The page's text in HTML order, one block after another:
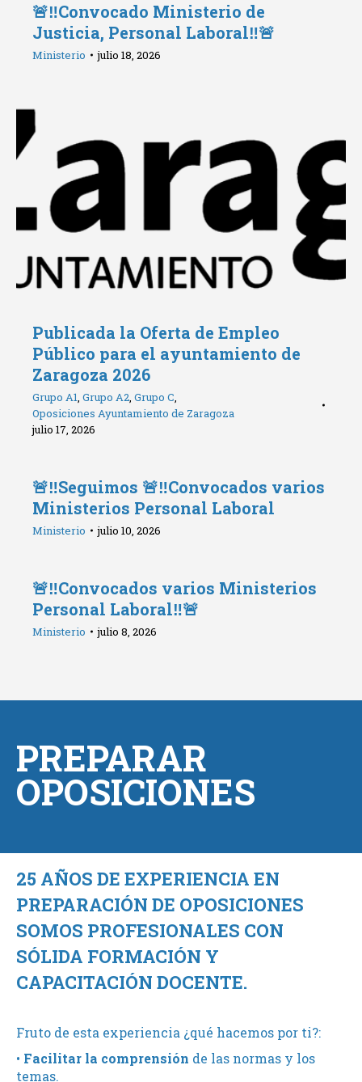
🚨‼️Convocado Ministerio de
Justicia, Personal Laboral‼️🚨
Ministerio julio 18, 2026
Publicada la Oferta de Empleo
Público para el ayuntamiento de
Zaragoza 2026
Grupo A1, Grupo A2, Grupo C,
Oposiciones Ayuntamiento de Zaragoza
julio 17, 2026
🚨‼️Seguimos 🚨‼️Convocados varios
Ministerios Personal Laboral
Ministerio julio 10, 2026
🚨‼️Convocados varios Ministerios
Personal Laboral‼️🚨
Ministerio julio 8, 2026
PREPARAR
OPOSICIONES
25 AÑOS DE EXPERIENCIA EN
PREPARACIÓN DE OPOSICIONES
SOMOS PROFESIONALES CON
SÓLIDA FORMACIÓN Y
CAPACITACIÓN DOCENTE.
Fruto de esta experiencia ¿qué hacemos por ti?:
• Facilitar la comprensión de las normas y los
temas.